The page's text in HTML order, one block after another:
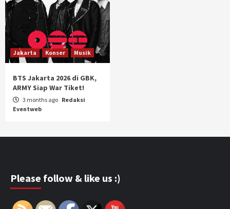
Jakarta Konser Musik
BTS Jakarta 2026 di GBK,
ARMY Siap War Tiket!
3 months ago Redaksi
Eventweb
Please follow & like us :)